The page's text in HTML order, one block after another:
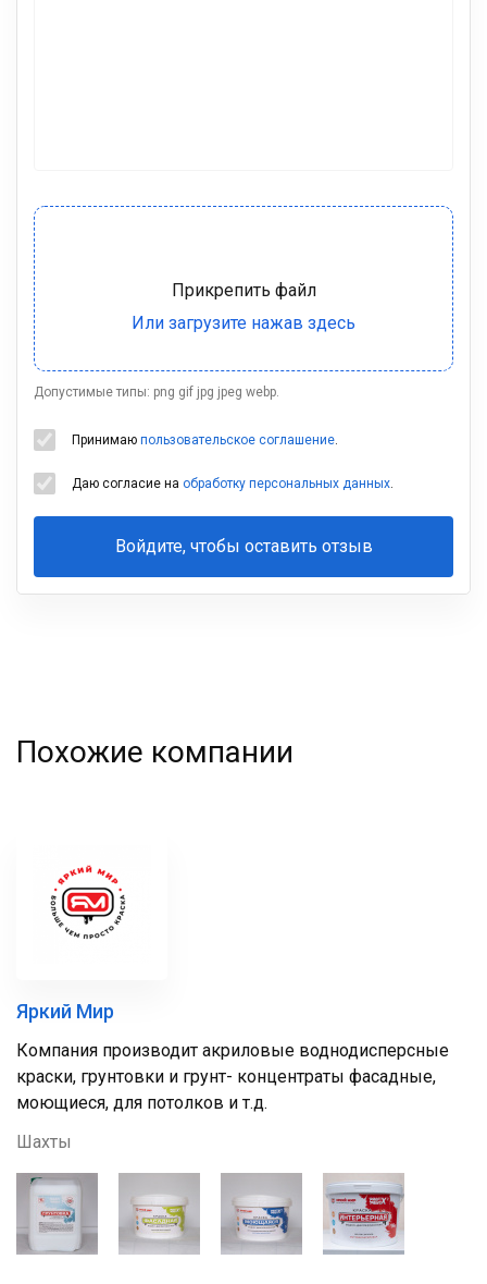
Допустимые типы: png gif jpg jpeg webp.
Принимаю пользовательское соглашение.
Даю согласие на обработку персональных данных.
Войдите, чтобы оставить отзыв
Ваша
Похожие компании
Яркий Мир
Компания производит акриловые воднодисперсные
краски, грунтовки и грунт- концентраты фасадные,
моющиеся, для потолков и т.д.
Шахты